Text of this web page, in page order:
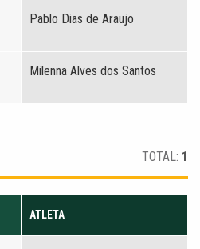
Pablo Dias de Araujo
Milenna Alves dos Santos
TOTAL: 1
ATLETA